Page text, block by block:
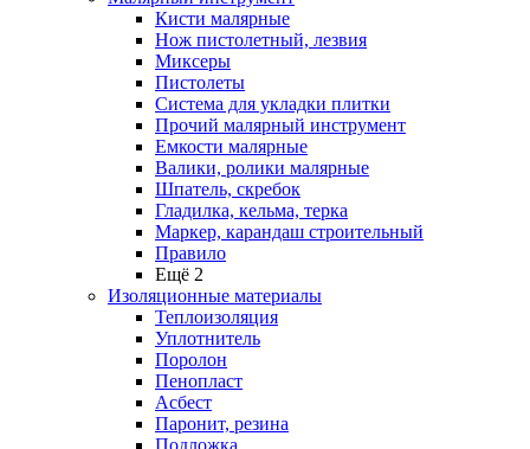
Кисти малярные
Нож пистолетный, лезвия
Миксеры
Пистолеты
Система для укладки плитки
Прочий малярный инструмент
Емкости малярные
Валики, ролики малярные
Шпатель, скребок
Гладилка, кельма, терка
Маркер, карандаш строительный
Правило
Ещё 2
Изоляционные материалы
Теплоизоляция
Уплотнитель
Поролон
Пенопласт
Асбест
Паронит, резина
Подложка